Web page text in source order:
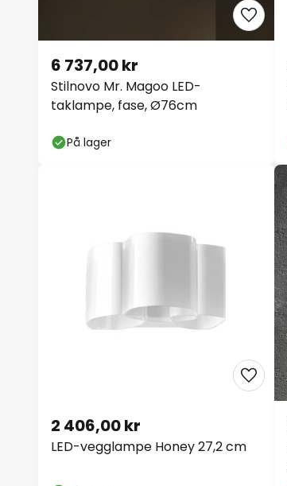
Stilnovo Mr. Magoo LED-
taklampe, fase, Ø76cm
6 737,00 kr
På lager
LED-vegglampe Honey 27,2 cm
2 406,00 kr